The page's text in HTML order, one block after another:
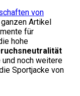
von
Artikel
für
hohe
noch weitere
Sportjacke von